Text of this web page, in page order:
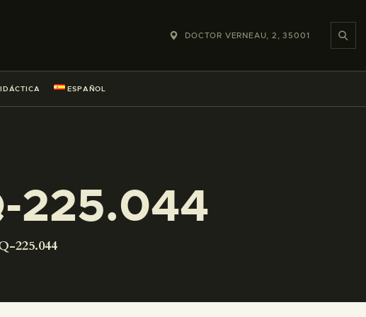
DOCTOR VERNEAU, 2, 35001
ESPAÑOL
225.044
225.044